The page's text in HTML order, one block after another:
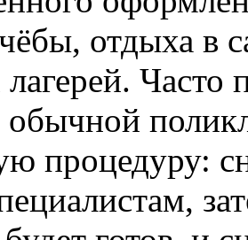
отдыха в
лагерей.
обычной
процедуру: